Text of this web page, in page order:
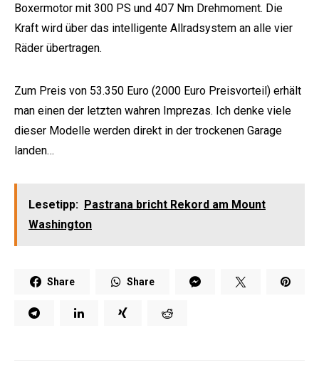
Boxermotor mit 300 PS und 407 Nm Drehmoment. Die
Kraft wird über das intelligente Allradsystem an alle vier
Räder übertragen.
Zum Preis von 53.350 Euro (2000 Euro Preisvorteil) erhält
man einen der letzten wahren Imprezas. Ich denke viele
dieser Modelle werden direkt in der trockenen Garage
landen…
Lesetipp: Pastrana bricht Rekord am Mount
Washington
Share Share